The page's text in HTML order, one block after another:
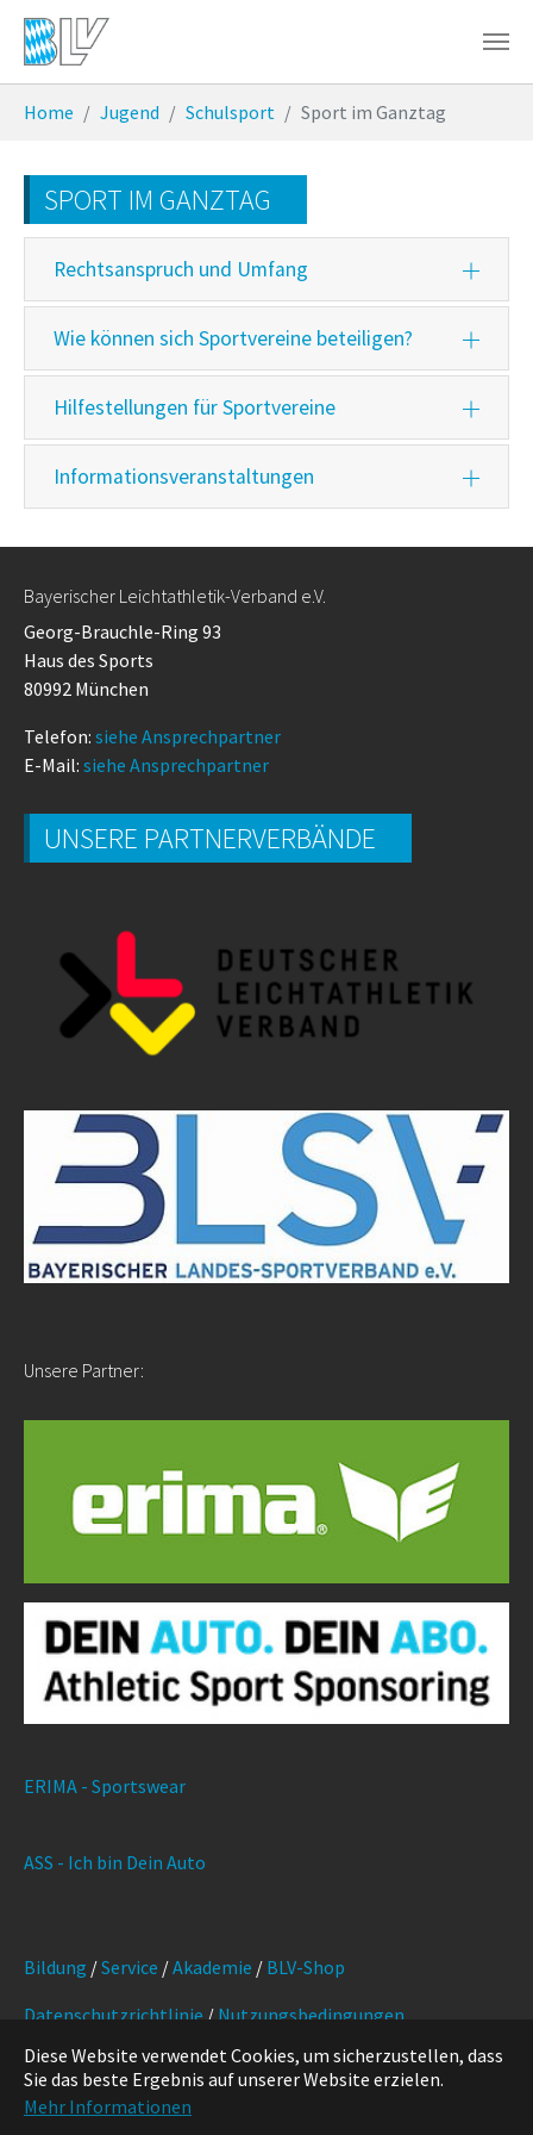
Diese Website verwendet Cookies, um sicherzustellen, dass
Sie das beste Ergebnis auf unserer Website erzielen.
Mehr Informationen
Zum Hauptinhalt springen
Home Jugend Schulsport Sport im Ganztag
SPORT IM GANZTAG
Rechtsanspruch und Umfang
Wie können sich Sportvereine beteiligen?
Hilfestellungen für Sportvereine
Informationsveranstaltungen
Bayerischer Leichtathletik-Verband e.V.
Georg-Brauchle-Ring 93
Haus des Sports
80992 München
Telefon: siehe Ansprechpartner
E-Mail: siehe Ansprechpartner
UNSERE PARTNERVERBÄNDE
Unsere Partner:
ERIMA - Sportswear
ASS - Ich bin Dein Auto
Bildung /Service /Akademie / BLV-Shop
Datenschutzrichtlinie / Nutzungsbedingungen
Marketing/Kontakt/Impressum